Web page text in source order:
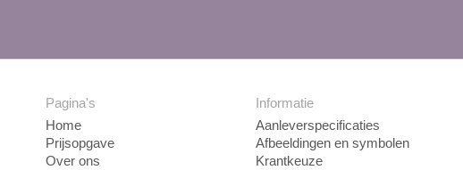
Pagina's
Home
Prijsopgave
Over ons
Informatie
Aanleverspecificaties
Afbeeldingen en symbolen
Krantkeuze